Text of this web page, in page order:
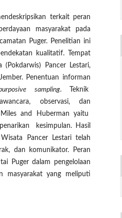
terkait peran
masyarakat pada
Puger. Penelitian ini
kualitatif. Tempat
Pancer Lestari,
Penentuan informan
sampling. Teknik
observasi, dan
and Huberman yaitu
kesimpulan. Hasil
Pancer Lestari telah
dan komunikator. Peran
Puger dalam pengelolaan
masyarakat yang meliputi